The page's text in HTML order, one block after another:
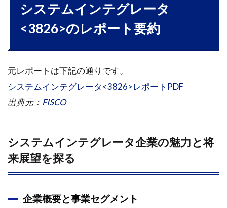
システムインテグレータ
<3826>のレポート要約
元レポートは下記の通りです。
システムインテグレータ<3826>レポートPDF
出典元： FISCO
システムインテグレータ企業の魅力と将
来展望を探る
企業概要と事業セグメント